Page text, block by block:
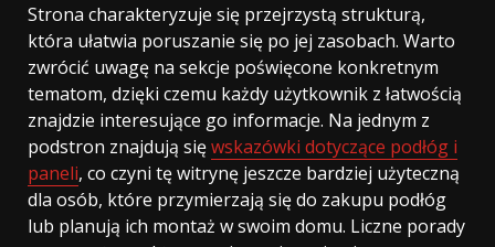
Strona charakteryzuje się przejrzystą strukturą,
która ułatwia poruszanie się po jej zasobach. Warto
zwrócić uwagę na sekcje poświęcone konkretnym
tematom, dzięki czemu każdy użytkownik z łatwością
znajdzie interesujące go informacje. Na jednym z
podstron znajdują sięwskazówki dotyczące podłóg i
paneli, co czyni tę witrynę jeszcze bardziej użyteczną
dla osób, które przymierzają się do zakupu podłóg
lub planują ich montaż w swoim domu. Liczne porady